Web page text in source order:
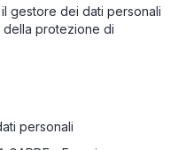
il gestore dei dati personali
protezione di
personali